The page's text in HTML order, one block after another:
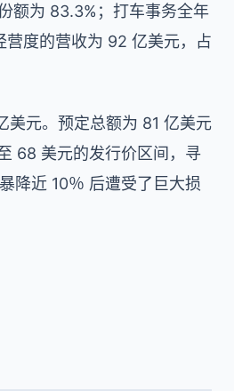
额为 83.3%；打车事务全年
度的营收为 92 亿美元，占
美元。预定总额为 81 亿美元
68 美元的发行价区间，寻
降近 10％ 后遭受了巨大损